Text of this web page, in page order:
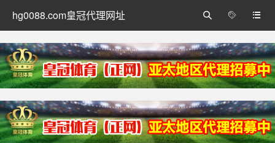
hg0088.com皇冠代理网址 

